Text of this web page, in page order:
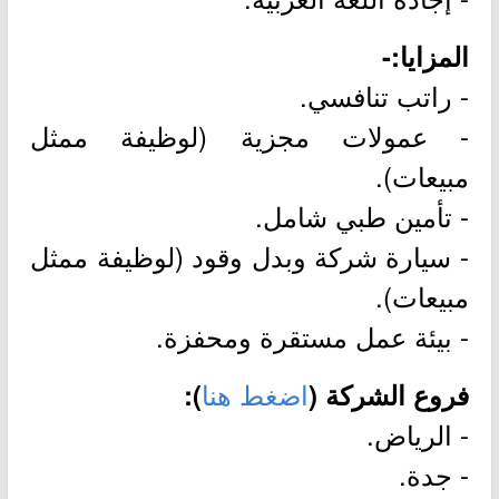
المزايا:-
- راتب تنافسي.
- عمولات مجزية (لوظيفة ممثل
مبيعات).
- تأمين طبي شامل.
- سيارة شركة وبدل وقود (لوظيفة ممثل
مبيعات).
- بيئة عمل مستقرة ومحفزة.
فروع الشركة (اضغط هنا):
- الرياض.
- جدة.